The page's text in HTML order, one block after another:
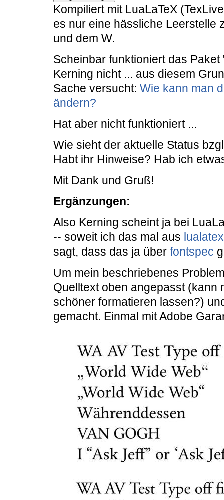
Kompiliert mit LuaLaTeX
es nur eine hässliche Leerstelle
und dem W.
Scheinbar funktioniert das
Kerning nicht ... aus diesem
Sache versucht: Wie kann man
ändern?
Hat aber nicht funktioniert ...
Wie sieht der aktuelle Status
Habt ihr Hinweise? Hab ich
Mit Dank und Gruß!
Ergänzungen:
Also Kerning scheint ja bei
-- soweit ich das mal aus
sagt, dass das ja über fontspec
Um mein beschriebenes
Quelltext oben angepasst (kann
schöner formatieren lassen?)
gemacht. Einmal mit Adobe